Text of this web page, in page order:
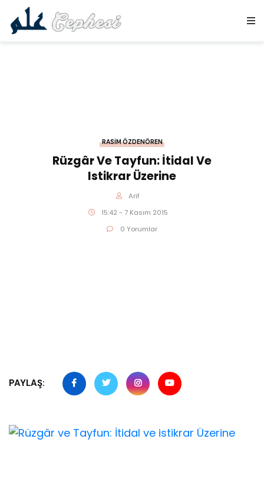
RASIM ÖZDENÖREN
Rüzgâr Ve Tayfun: İtidal Ve
Istikrar Üzerine
Arif
15:42 - 7 Kasım 2015
0 Yorumlar
PAYLAŞ: